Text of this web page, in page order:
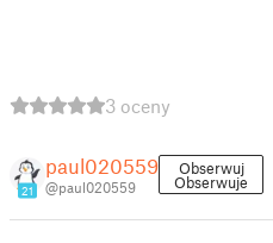
3 oceny
21
paul020559
@paul020559
Obserwuj
Obserwuje